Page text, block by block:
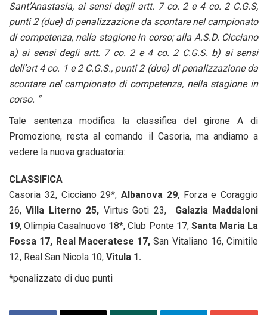
Sant’Anastasia, ai sensi degli artt. 7 co. 2 e 4 co. 2 C.G.S,
punti 2 (due) di penalizzazione da scontare nel campionato
di competenza, nella stagione in corso; alla A.S.D. Cicciano
a) ai sensi degli artt. 7 co. 2 e 4 co. 2 C.G.S. b) ai sensi
dell’art 4 co. 1 e 2 C.G.S., punti 2 (due) di penalizzazione da
scontare nel campionato di competenza, nella stagione in
corso. “
Tale sentenza modifica la classifica del girone A di
Promozione, resta al comando il Casoria, ma andiamo a
vedere la nuova graduatoria:
CLASSIFICA
Casoria 32, Cicciano 29*, Albanova 29, Forza e Coraggio
26,Villa Literno 25, Virtus Goti 23, Galazia Maddaloni
19, Olimpia Casalnuovo 18*, Club Ponte 17, Santa Maria La
Fossa 17, Real Maceratese 17,San Vitaliano 16, Cimitile
12, Real San Nicola 10, Vitula 1.
*penalizzate di due punti